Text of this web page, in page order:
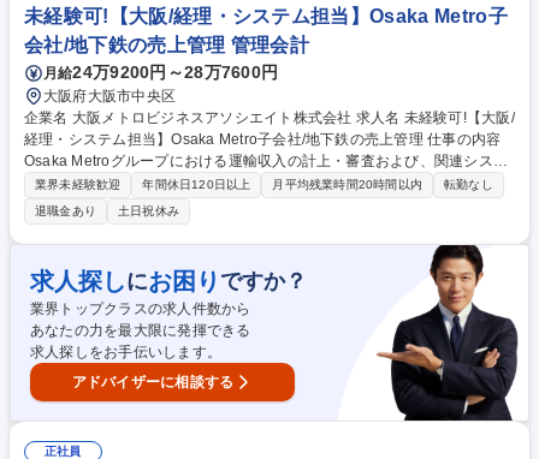
整、問い合わせ対応※ご経験・スキルに応じて、担当業務を決定いたしま
す。※少数精鋭組織のため、担当領域を限定せず、主体的に幅広い業務へ
関与いただける環境です。 募集職種 【財務経理/月次決算担当】会員数1,2
20万人自社サービス/在宅勤務可
未経験可!【大阪/経理・システム担当】Osaka Metro子
会社/地下鉄の売上管理 管理会計
月給24万9200円～28万7600円
大阪府大阪市中央区
企業名 大阪メトロビジネスアソシエイト株式会社 求人名 未経験可!【大阪/
経理・システム担当】Osaka Metro子会社/地下鉄の売上管理 仕事の内容
Osaka Metroグループにおける運輸収入の計上・審査および、関連システ
ムの運用・保守をお任せ。鉄道インフラの「お金」の流れを正確に管理す
る経理業務とそれを支える「システム」の安定稼働を担うポジションです
【経理(50%)：駅売上の審査・管理】■駅における売上データと現金の照
合・管理■日次・月次決算業務および仕訳入力■定期券発売所における売上
処理■他社線との連絡運輸精算業務【システム運用保守(50%)】■経理シス
テムのユーザーサポート（社内や駅からの問い合わせ対応）■システムベ
ンダーとの調整・橋渡し業務■システム改修時の要件定義サポート（タッ
チ決済・QRコード等の最新技術対応■システム関連の契約業務管理 募集
職種 未経験可!【大阪/経理・システム担当】Osaka Metro子会社/地下鉄の
売上管理
業界未経験歓迎 年間休日120日以上 月平均残業時間20時間以内
転勤なし
退職金あり
土日祝休み
求人探しにお困り ですか？
業界トップクラスの求人件数から
あなたの力を最大限に発揮できる
求人探しをお手伝いします。
アドバイザーに相談する
正社員